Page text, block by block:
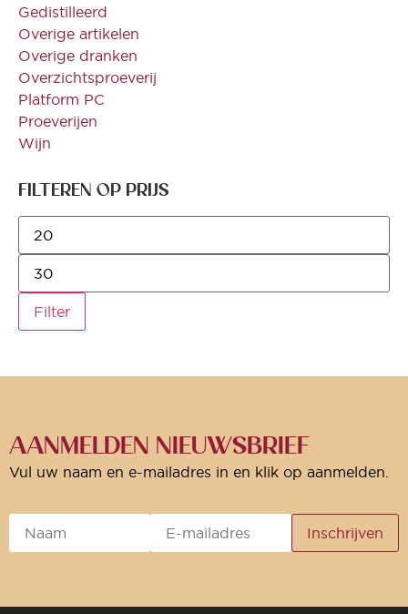
Gedistilleerd
Overige artikelen
Overige dranken
Overzichtsproeverij
Platform PC
Proeverijen
Wijn
FILTEREN OP PRIJS
Filter
AANMELDEN NIEUWSBRIEF
Vul uw naam en e-mailadres in en klik op aanmelden.